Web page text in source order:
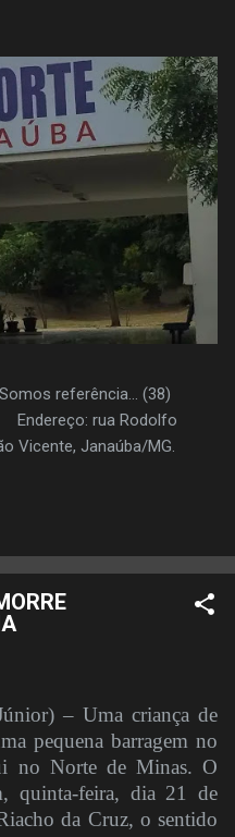
referência... (38)
rua Rodolfo
Vicente, Janaúba/MG.
– Uma criança de
pequena barragem no
no Norte de Minas. O
quinta-feira, dia 21 de
da Cruz, o sentido